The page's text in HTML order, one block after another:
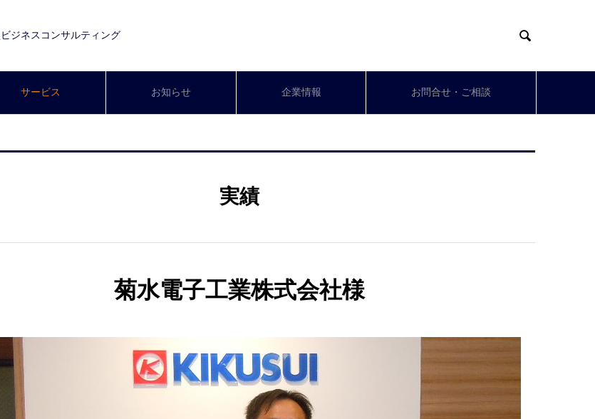
ジネスコンサルティング 
サービス お知らせ 企業情報 お問合せ・ご相談
実績
菊水電子工業株式会社様